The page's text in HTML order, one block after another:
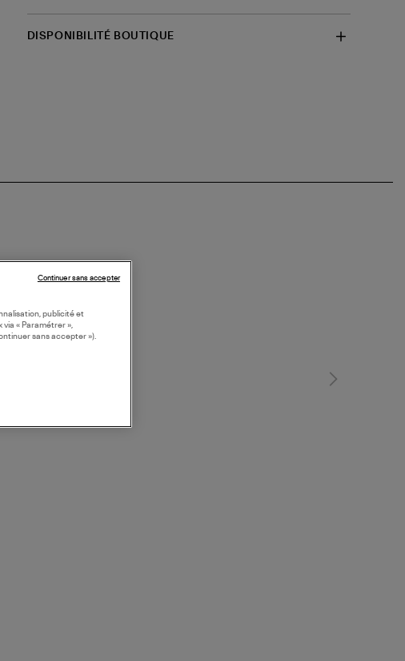
DISPONIBILITÉ BOUTIQUE
publicité et
« Paramétrer »,
sans accepter »).
Continuer sans accepter